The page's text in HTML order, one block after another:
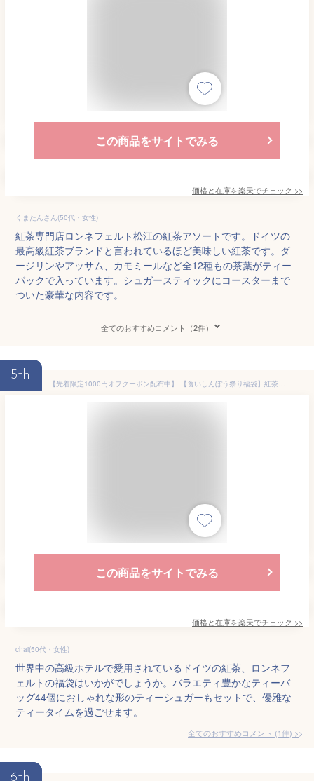
この商品をサイトでみる
価格と在庫を楽天でチェック >>
くまたんさん(50代・女性)
紅茶専門店ロンネフェルト松江の紅茶アソートです。ドイツの
最高級紅茶ブランドと言われているほど美味しい紅茶です。ダ
ージリンやアッサム、カモミールなど全12種もの茶葉がティー
パックで入っています。シュガースティックにコースターまで
ついた豪華な内容です。
全てのおすすめコメント（2件）
5th
【先着限定1000円オフクーポン配布中】 【食いしんぼう祭り福袋】紅茶 2024 食品 ロンネフェルト ラッキーバッグ 詰め合わせ 2024年高級ホテル愛用の紅茶・緑茶系ティーバッグ44枚とアクセサリーの福袋
この商品をサイトでみる
価格と在庫を楽天でチェック >>
chai(50代・女性)
世界中の高級ホテルで愛用されているドイツの紅茶、ロンネフ
ェルトの福袋はいかがでしょうか。バラエティ豊かなティーバ
ッグ44個におしゃれな形のティーシュガーもセットで、優雅な
ティータイムを過ごせます。
全てのおすすめコメント (1件) >
6th